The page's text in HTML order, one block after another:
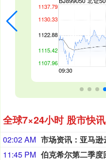
全球7×24小时 股市快讯
02:02 AM
11:45 PM 伯克希尔第二季